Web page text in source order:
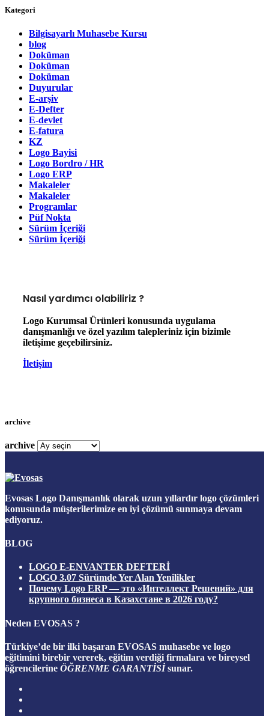
Kategori
Bilgisayarlı Muhasebe Kursu
blog
Doküman
Doküman
Doküman
Duyurular
E-arşiv
E-Defter
E-devlet
E-fatura
KZ
Logo Bayisi
Logo Bordro / HR
Logo ERP
Makaleler
Makaleler
Programlar
Püf Nokta
Sürüm İçeriği
Sürüm İçeriği
Nasıl yardımcı olabiliriz ?
Logo Kurumsal Ürünleri konusunda uygulama
danışmanlığı ve özel yazılım talepleriniz için bizimle
iletişime geçebilirsiniz.
İletişim
archive
archive
Evosas Logo Danışmanlık olarak uzun yıllardır logo çözümleri
konusunda müşterilerimize en iyi çözümü sunmaya devam
ediyoruz.
BLOG
LOGO E-ENVANTER DEFTERİ
LOGO 3.07 Sürümde Yer Alan Yenilikler
Почему Logo ERP — это «Интеллект Решений» для
крупного бизнеса в Казахстане в 2026 году?
Neden EVOSAS ?
Türkiye’de bir ilki başaran EVOSAS muhasebe ve logo
eğitimini birebir vererek, eğitim verdiği firmalara ve bireysel
öğrencilerine ÖĞRENME GARANTİSİsunar.